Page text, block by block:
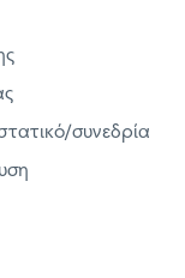
συνεδρία